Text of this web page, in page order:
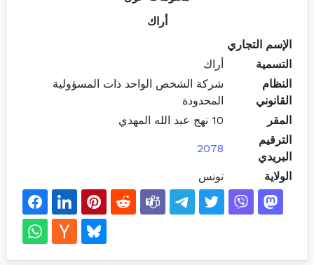
أراك
الإسم التجاري
التسمية
أراك
النظام
القانوني
شركة الشخص الواحد ذات المسؤولية
المحدودة
المقر
10 نهج عبد الله المهدي
الترقيم
البريدي
2078
الولاية تونس